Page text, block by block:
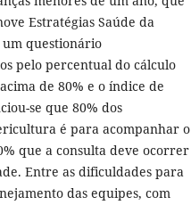
Estratégias Saúde da
um questionário
pelo percentual do cálculo
de 80% e o índice de
se que 80% dos
é para acompanhar o
que a consulta deve ocorrer
Entre as dificuldades para
das equipes, com